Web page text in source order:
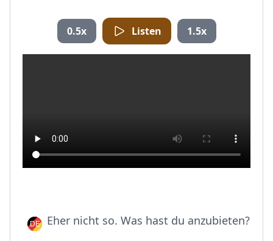
0.5x Listen 1.5x
Eher nicht so. Was hast du anzubieten?